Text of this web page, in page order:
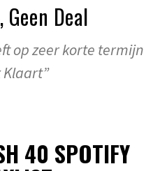
Deal
op zeer korte termijn
Klaart”
40 SPOTIFY